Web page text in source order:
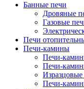
Банные печи
Дровяные
Газовые
Печи
Печи-камины
Печи-
Печи-
Печи-